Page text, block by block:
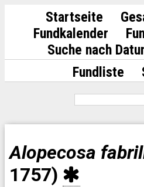
Startseite
Fundkalender
Suche nach
Fundliste
Alopecosa
1757)